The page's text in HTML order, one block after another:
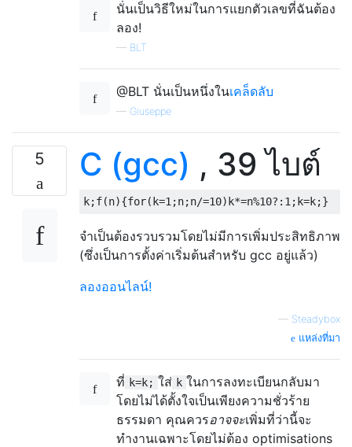
นั่นเป็นวิธีใหม่ในการแยกตัวเลขที่ฉันต้อง
ลอง!
— BLT
@BLT นั่นเป็นหนึ่งในเคล็ดลับ
— Giuseppe
5 C (gcc) , 39 ไบต์
k;f(n){for( k=1 ;n;n/=10) k*=n%10?: 1 ; k=k;}
จำเป็นต้องรวบรวมโดยไม่มีการเพิ่มประสิทธิภาพ
(ซึ่งเป็นการตั้งค่าเริ่มต้นสำหรับ gcc อยู่แล้ว)
ลองออนไลน์!
— Steadybox
แหล่งที่มา
ที่ k=k; ใส่ k ในการลงทะเบียนกลับมา
โดยไม่ได้ตั้งใจเป็นเพียงความชั่วร้าย
ธรรมดา คุณควรอาจจะเพิ่มที่ว่านี้จะ
ทำงานเฉพาะโดยไม่ต้อง optimisations